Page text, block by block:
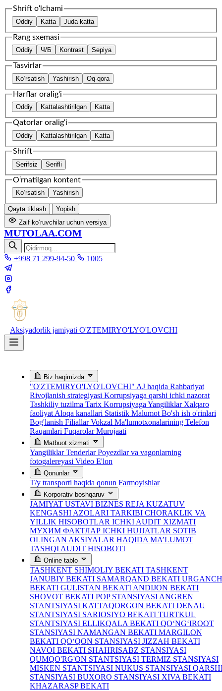
Shrift o‘lchami
Oddiy Katta Juda katta
Rang sxemasi
Oddiy Ч/Б Kontrast Sepiya
Tasvirlar
Ko‘rsatish Yashirish Oq-qora
Harflar oralig‘i
Oddiy Kattalashtirilgan Katta
Qatorlar oralig‘i
Oddiy Kattalashtirilgan Katta
Shrift
Serifsiz Serifli
O‘rnatilgan kontent
Ko‘rsatish Yashirish
Qayta tiklash
Yopish
Zaif ko‘ruvchilar uchun versiya
MUTOLAA.COM
+998 71 299-94-50 1005
Aksiyadorlik jamiyati O'ZTEMIRYO'LYO'LOVCHI
Biz haqimizda
"O'ZTEMIRYO'LYO'LOVCHI" AJ haqida Rahbariyat
Rivojlanish strategiyasi Korrupsiyaga qarshi ichki nazorat
Tashkiliy tuzilma Tarix Korrupsiyaga Yangiliklar Xalqaro
faoliyat Aloqa kanallari Statistik Malumot Bo'sh ish o'rinlari
Bog'lanish FiliallarVokzal Ma'lumotxonalarining Telefon
Raqamlari Fuqarolar Murojaati
Matbuot xizmati
YangiliklarTenderlarPoyezdlar va vagonlarning
fotogalereyasi Video E'lon
Qonunlar
T/y transporti haqida qonun Farmoyishlar
Korporativ boshqaruv
JAMIYAT USTAVI BIZNES REJA KUZATUV
KENGASHI AZOLARI TARKIBI CHORAKLIK VA
YILLIK HISOBOTLAR ICHKI AUDIT XIZMATI
МУХИМ ФАКТЛАР ICHKI HUJJATLAR SOTIB
OLINGAN AKSIYALAR HAQIDA MA’LUMOT
TASHQI AUDIT HISOBOTI
Online tablo
TASHKENT SHIMOLIY BEKATI TASHKENT
JANUBIY BEKATI SAMARQAND BEKATI URGANCH
BEKATI GULISTAN BEKATI ANDIJON BEKATI
SHOVOT BEKATI POP STANSIYASI ANGREN
STANTSIYASI KATTAQORGON BEKATI DENAU
STANTSIYASI SARIOSIYO BEKATI TURTKUL
STANTSIYASI ELLIKQALA BEKATI QO‘NG‘IROOT
STANSIYASI NAMANGAN BEKATI MARGILON
BEKATI QO‘QON STANSIYASI JIZZAH BEKATI
NAVOI BEKATI SHAHRISABZ STANSIYASI
QUMQO'RG'ON STANTSIYASI TERMIZ STANSIYASI
MISKEN STANTSIYASI NUKUS STANSIYASI
STANSIYASI BUXORO STANSIYASI XIVA BEKATI
KHAZARASP BEKATI